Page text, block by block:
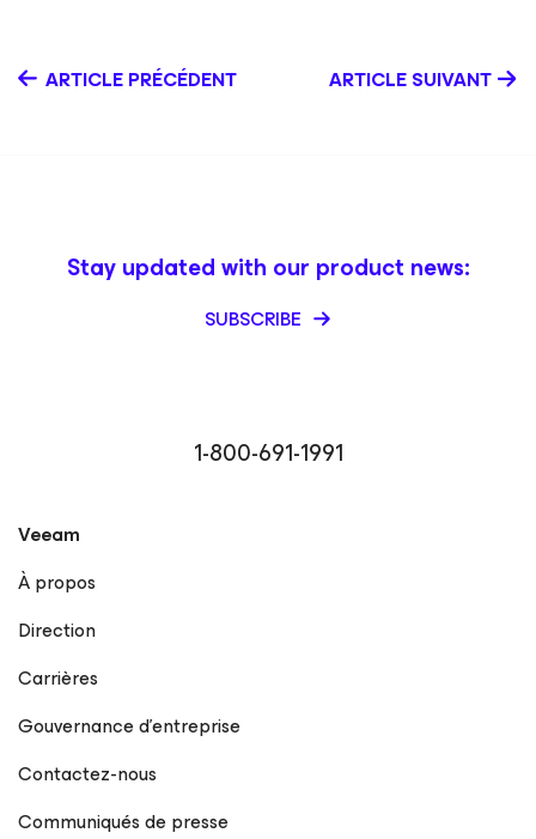
ARTICLE PRÉCÉDENT ARTICLE SUIVANT
1-800-691-1991
Stay updated with our product news:
SUBSCRIBE
Veeam
À propos
Direction
Carrières
Gouvernance d’entreprise
Contactez-nous
Communiqués de presse